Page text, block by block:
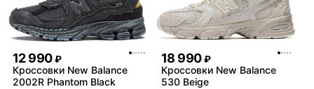
12 990 ₽
Кроссовки New Balance
2002R Phantom Black
18 990 ₽
Кроссовки New Balance
530 Beige